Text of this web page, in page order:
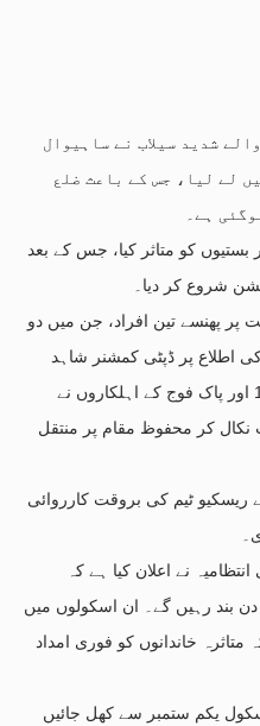
شدید سیلاب نے ساہیوال
لے لیا، جس کے باعث ضلع
ہے۔
بستیوں کو متاثر کیا، جس کے بعد
شروع کر دیا۔
پھنسے تین افراد، جن میں دو
اطلاع پر ڈپٹی کمشنر شاہد
محمود کی نگرانی میں ریسکیو 1122 اور پاک فوج کے اہلکاروں نے
نکال کر محفوظ مقام پر منتقل
ریسکیو ٹیم کی بروقت کارروائی
نے اعلان کیا ہے کہ
متاثرہ علاقوں کے 74 اسکول مزید 7 دن بند رہیں گے۔ ان اسکولوں میں
خاندانوں کو فوری امداد
یکم ستمبر سے کھل جائیں